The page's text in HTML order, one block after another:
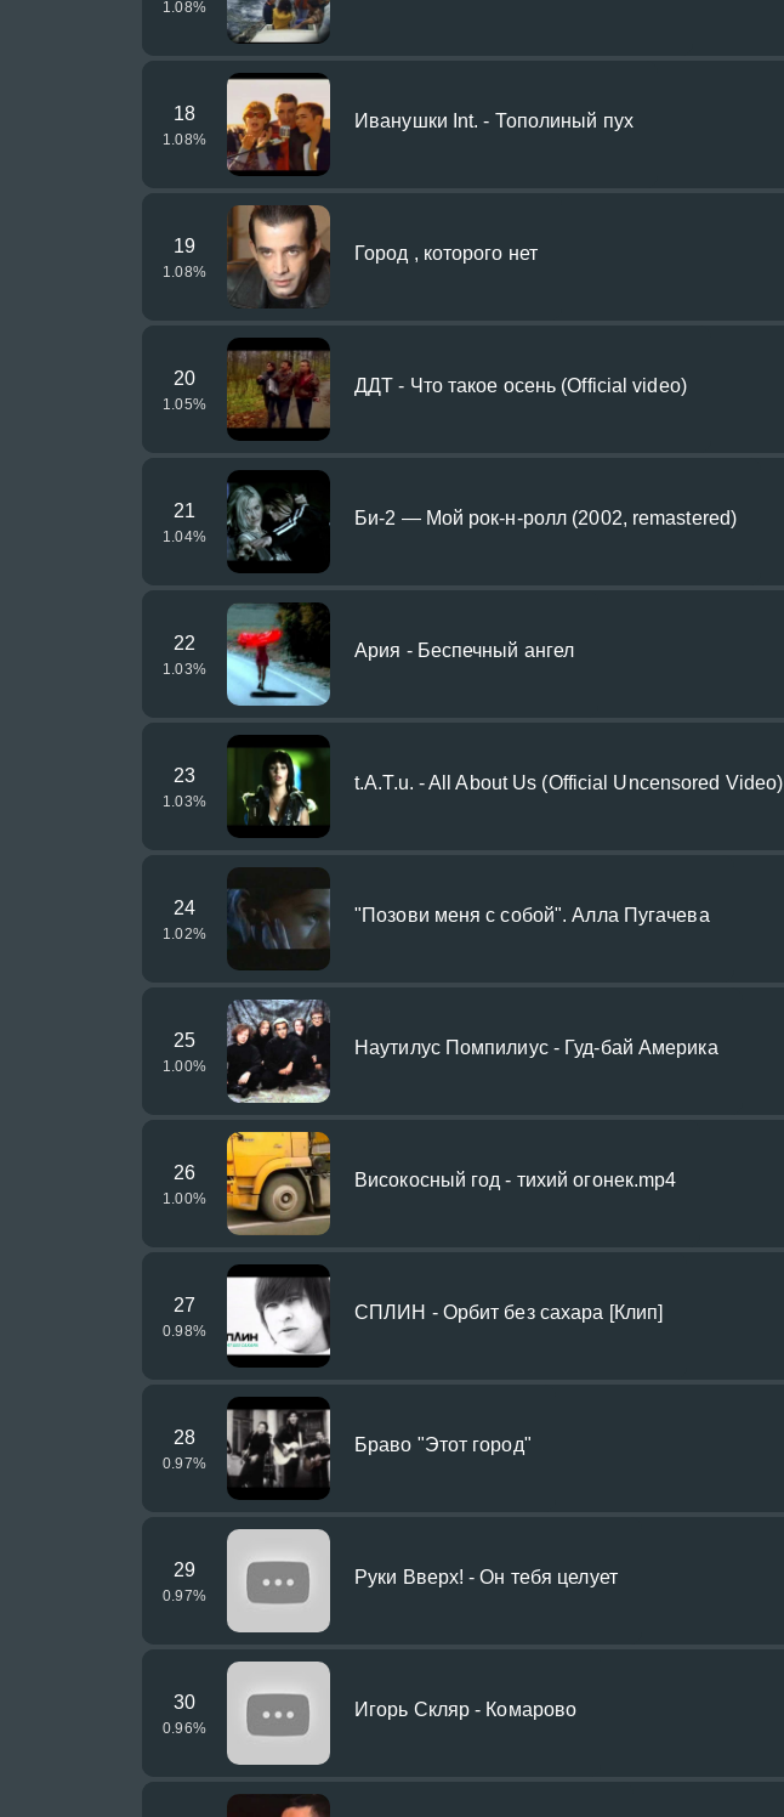
1.08%
18
1.08%
Иванушки Int. - Тополиный пух
19
1.08%
Город , которого нет
20
1.05%
ДДТ - Что такое осень (Official video)
21
1.04%
Би-2 — Мой рок-н-ролл (2002, remastered)
22
1.03%
Ария - Беспечный ангел
23
1.03%
t.A.T.u. - All About Us (Official Uncensored Video)
24
1.02%
"Позови меня с собой". Алла Пугачева
25
1.00%
Наутилус Помпилиус - Гуд-бай Америка
26
1.00%
Високосный год - тихий огонек.mp4
27
0.98%
СПЛИН - Орбит без сахара [Клип]
28
0.97%
Браво "Этот город"
29
0.97%
Руки Вверх! - Он тебя целует
30
0.96%
Игорь Скляр - Комарово